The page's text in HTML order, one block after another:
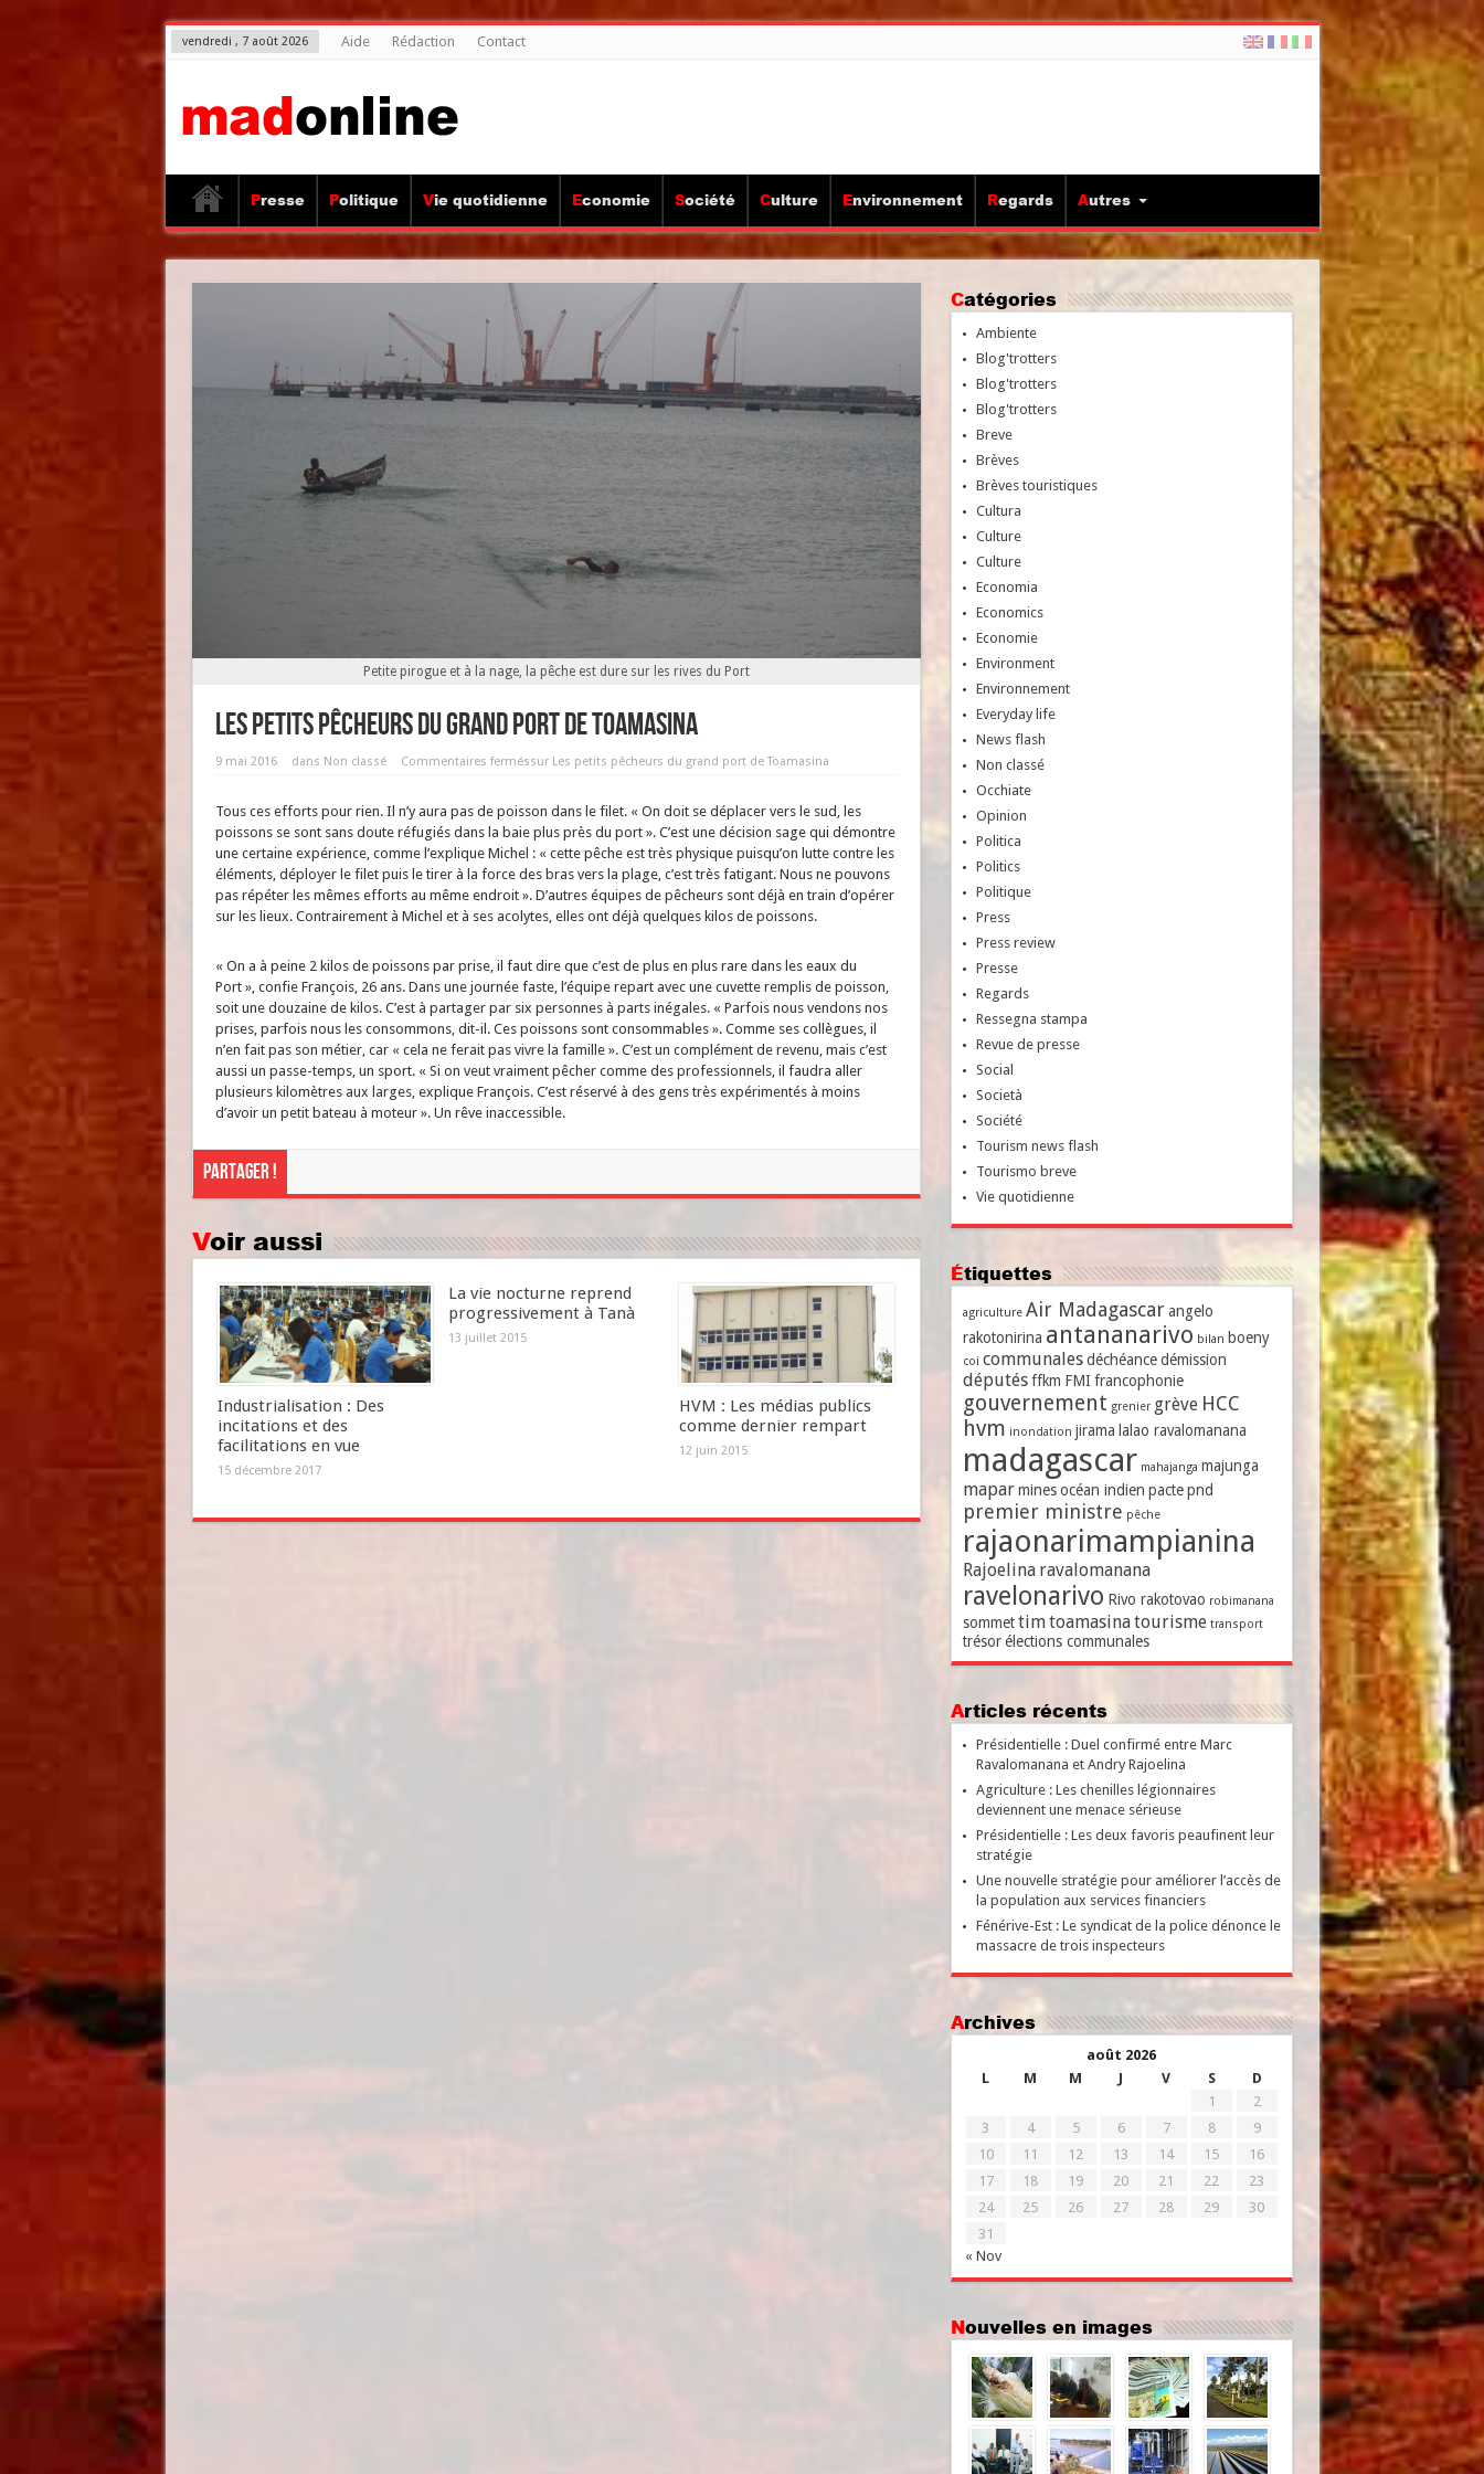
vendredi , 7 août 2026 Aide Rédaction Contact
Presse Politique Vie quotidienne Economie Société Culture Environnement Regards Autres
Petite pirogue et à la nage, la pêche est dure sur les rives du Port
Les petits pêcheurs du grand port de Toamasina
9 mai 2016 dans Non classé Commentaires ferméssur Les petits pêcheurs du grand port de Toamasina
Tous ces efforts pour rien. Il n’y aura pas de poisson dans le filet. « On doit se déplacer vers le sud, les
poissons se sont sans doute réfugiés dans la baie plus près du port ». C’est une décision sage qui démontre
une certaine expérience, comme l’explique Michel : « cette pêche est très physique puisqu’on lutte contre les
éléments, déployer le filet puis le tirer à la force des bras vers la plage, c’est très fatigant. Nous ne pouvons
pas répéter les mêmes efforts au même endroit ». D’autres équipes de pêcheurs sont déjà en train d’opérer
sur les lieux. Contrairement à Michel et à ses acolytes, elles ont déjà quelques kilos de poissons.
« On a à peine 2 kilos de poissons par prise, il faut dire que c’est de plus en plus rare dans les eaux du
Port », confie François, 26 ans. Dans une journée faste, l’équipe repart avec une cuvette remplis de poisson,
soit une douzaine de kilos. C’est à partager par six personnes à parts inégales. « Parfois nous vendons nos
prises, parfois nous les consommons, dit-il. Ces poissons sont consommables ». Comme ses collègues, il
n’en fait pas son métier, car « cela ne ferait pas vivre la famille ». C’est un complément de revenu, mais c’est
aussi un passe-temps, un sport. « Si on veut vraiment pêcher comme des professionnels, il faudra aller
plusieurs kilomètres aux larges, explique François. C’est réservé à des gens très expérimentés à moins
d’avoir un petit bateau à moteur ». Un rêve inaccessible.
Partager !
Voir aussi
Industrialisation : Des
incitations et des
facilitations en vue
15 décembre 2017
La vie nocturne reprend
progressivement à Tanà
13 juillet 2015
HVM : Les médias publics
comme dernier rempart
12 juin 2015
Catégories
Ambiente
Blog'trotters
Blog'trotters
Blog'trotters
Breve
Brèves
Brèves touristiques
Cultura
Culture
Culture
Economia
Economics
Economie
Environment
Environnement
Everyday life
News flash
Non classé
Occhiate
Opinion
Politica
Politics
Politique
Press
Press review
Presse
Regards
Ressegna stampa
Revue de presse
Social
Società
Société
Tourism news flash
Tourismo breve
Vie quotidienne
Étiquettes
agriculture Air Madagascar angelo
rakotonirina antananarivo bilan boeny
coi communales déchéance démission
députés ffkm FMI francophonie
gouvernement grenier grève HCC
hvm inondation jirama lalao ravalomanana
madagascar mahajanga majunga
mapar mines océan indien pacte pnd
premier ministre pêche
rajaonarimampianina
Rajoelina ravalomanana
ravelonarivo Rivo rakotovao robimanana
sommet timtoamasinatourisme transport
trésor élections communales
Articles récents
Présidentielle : Duel confirmé entre Marc
Ravalomanana et Andry Rajoelina
Agriculture : Les chenilles légionnaires
deviennent une menace sérieuse
Présidentielle : Les deux favoris peaufinent leur
stratégie
Une nouvelle stratégie pour améliorer l’accès de
la population aux services financiers
Fénérive-Est : Le syndicat de la police dénonce le
massacre de trois inspecteurs
Archives
août 2026
L
M M J V S D
« Nov
1
2
3
4 5 6 7 8
9
10
11 12 13 14 15
16
17
18 19 20 21 22
23
24
25 26 27 28 29
30
31
Nouvelles en images